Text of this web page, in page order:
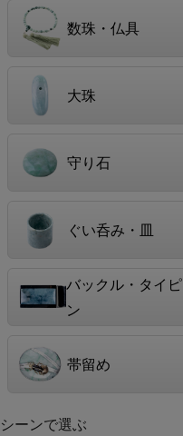
数珠・仏具
大珠
守り石
ぐい呑み・皿
バックル・タイピ
ン
帯留め
シーンで選ぶ